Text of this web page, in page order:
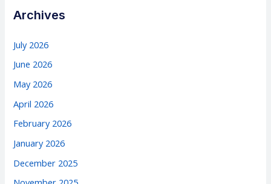
Archives
July 2026
June 2026
May 2026
April 2026
February 2026
January 2026
December 2025